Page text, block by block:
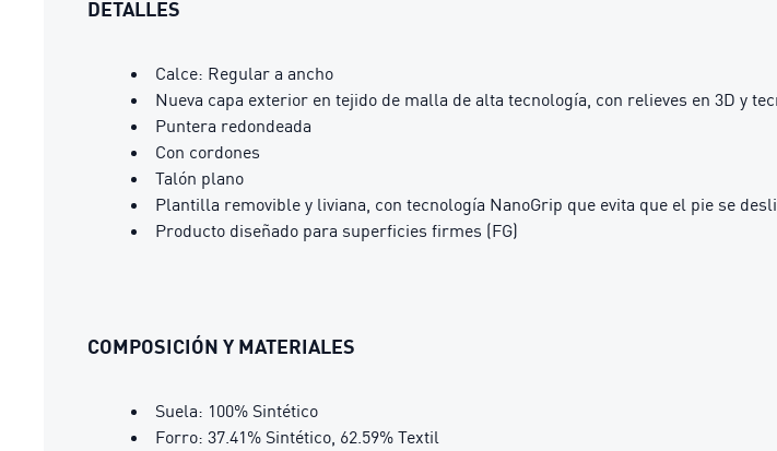
DETALLES
Calce: Regular a ancho
Nueva capa exterior en tejido de malla de alta tecnología, con relieves en 3D y
Puntera redondeada
Con cordones
Talón plano
Plantilla removible y liviana, con tecnología NanoGrip que evita que el pie se
Producto diseñado para superficies firmes (FG)
COMPOSICIÓN Y MATERIALES
Suela: 100% Sintético
Forro: 37.41% Sintético, 62.59% Textil